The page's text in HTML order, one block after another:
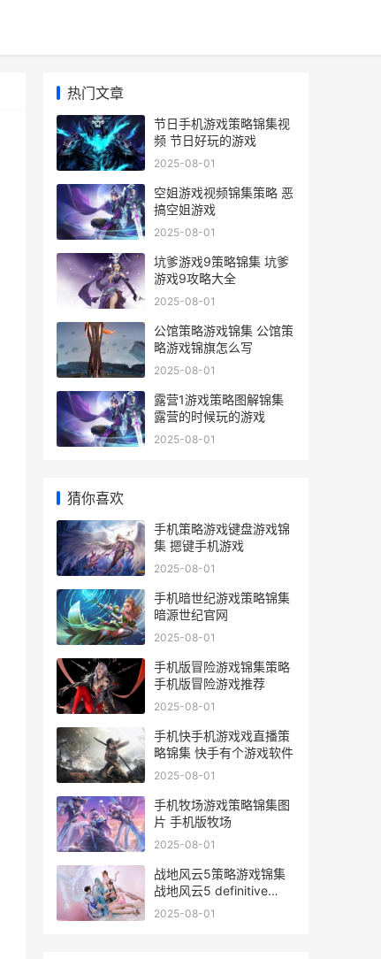
热门文章
节日手机游戏策略锦集视
频 节日好玩的游戏
2025-08-01
空姐游戏视频锦集策略 恶
搞空姐游戏
2025-08-01
坑爹游戏9策略锦集 坑爹
游戏9攻略大全
2025-08-01
公馆策略游戏锦集 公馆策
略游戏锦旗怎么写
2025-08-01
露营1游戏策略图解锦集
露营的时候玩的游戏
2025-08-01
猜你喜欢
手机策略游戏键盘游戏锦
集 摁键手机游戏
2025-08-01
手机暗世纪游戏策略锦集
暗源世纪官网
2025-08-01
手机版冒险游戏锦集策略
手机版冒险游戏推荐
2025-08-01
手机快手机游戏戏直播策
略锦集 快手有个游戏软件
2025-08-01
手机牧场游戏策略锦集图
片 手机版牧场
2025-08-01
战地风云5策略游戏锦集
战地风云5 definitive
edition
2025-08-01